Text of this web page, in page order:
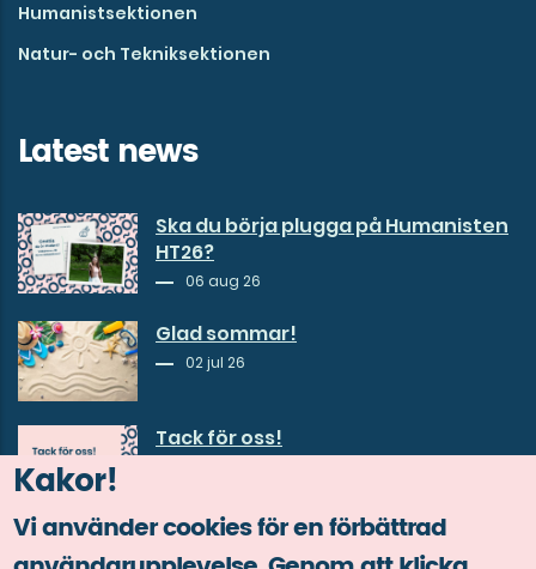
Kakor!
Vi använder cookies för en förbättrad
Humanistsektionen
Natur- och Tekniksektionen
Latest news
Ska du börja plugga på Humanisten
HT26?
06 aug 26
Glad sommar!
02 jul 26
Tack för oss!